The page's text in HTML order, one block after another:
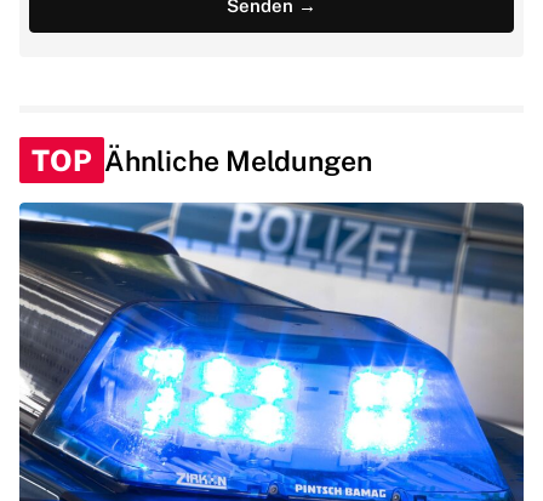
TOP Ähnliche Meldungen